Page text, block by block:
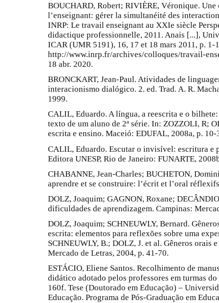
BOUCHARD, Robert; RIVIÈRE, Véronique.
l’enseignant: gérer la simultanéité des
INRP: Le travail enseignant au XXIe siècle
didactique professionnelle, 2011. Anais [...],
ICAR (UMR 5191), 16, 17 et 18 mars 2011, p.
http://www.inrp.fr/archives/colloques/travail-
18 abr. 2020.
BRONCKART, Jean-Paul. Atividades de
interacionismo dialógico. 2. ed. Trad. A. R.
1999.
CALIL, Eduardo. A língua, a reescrita e o
texto de um aluno de 2ª série. In: ZOZZOLI, R;
escrita e ensino. Maceió: EDUFAL, 2008a, p. 10-
CALIL, Eduardo. Escutar o invisível: escritura e
Editora UNESP, Rio de Janeiro: FUNARTE,
CHABANNE, Jean-Charles; BUCHETON,
aprendre et se construire: l’écrit et l’oral
DOLZ, Joaquim; GAGNON, Roxane;
dificuldades de aprendizagem. Campinas:
DOLZ, Joaquim; SCHNEUWLY, Bernard.
escrita: elementos para reflexões sobre uma
SCHNEUWLY, B.; DOLZ, J. et al. Gêneros orais
Mercado de Letras, 2004, p. 41-70.
ESTÁCIO, Eliene Santos. Recolhimento de
didático adotado pelos professores em turmas
160f. Tese (Doutorado em Educação) –
Educação. Programa de Pós-Graduação em